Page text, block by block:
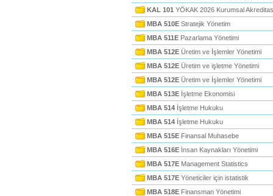
KAL 101 YÖKAK 2026 Kurumsal
MBA 510E Stratejik Yönetim
MBA 511E Pazarlama Yönetimi
MBA 512E Üretim ve İşlemler Yönetimi
MBA 512E Üretim ve işletme Yönetimi
MBA 512E Üretim ve İşlemler Yönetimi
MBA 513E İşletme Ekonomisi
MBA 514 İşletme Hukuku
MBA 514 İşletme Hukuku
MBA 515E Finansal Muhasebe
MBA 516E İnsan Kaynakları Yönetimi
MBA 517E Management Statistics
MBA 517E Yöneticiler için istatistik
MBA 518E Finansman Yönetimi